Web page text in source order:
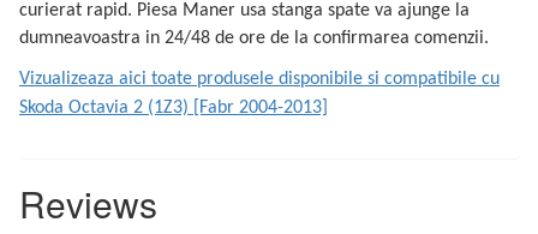
curierat rapid. Piesa Maner usa stanga spate va ajunge la
dumneavoastra in 24/48 de ore de la confirmarea comenzii.
Vizualizeaza aici toate produsele disponibile si compatibile cu
Skoda Octavia 2 (1Z3) [Fabr 2004-2013]
Reviews